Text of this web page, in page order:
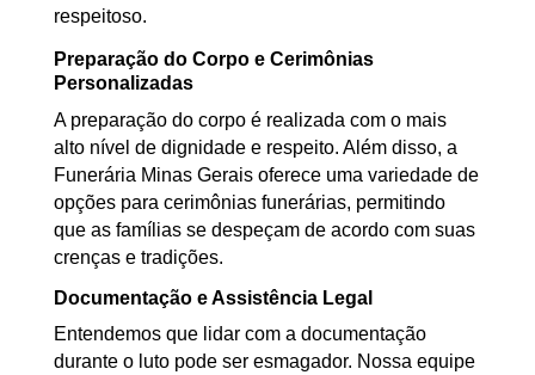
respeitoso.
Preparação do Corpo e Cerimônias
Personalizadas
A preparação do corpo é realizada com o mais
alto nível de dignidade e respeito. Além disso, a
Funerária Minas Gerais oferece uma variedade de
opções para cerimônias funerárias, permitindo
que as famílias se despeçam de acordo com suas
crenças e tradições.
Documentação e Assistência Legal
Entendemos que lidar com a documentação
durante o luto pode ser esmagador. Nossa equipe